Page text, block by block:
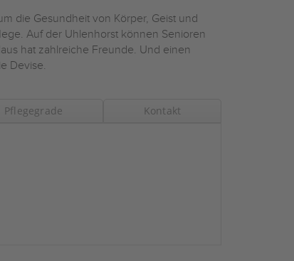
die Gesundheit von Körper, Geist und
Auf der Uhlenhorst können Senioren
hat zahlreiche Freunde. Und einen
Devise.
Pflegegrade Kontakt